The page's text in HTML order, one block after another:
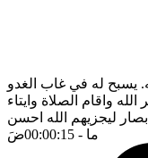
يسبح له في غاب الغدو
واقام الصلاة وايتاء
ليجزيهم الله احسن
ما - 00:00:15 ضَ